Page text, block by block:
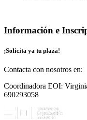
Información e
¡Solicita ya tu plaza!
Contacta con nosotros en:
Coordinadora EOI:
690293058